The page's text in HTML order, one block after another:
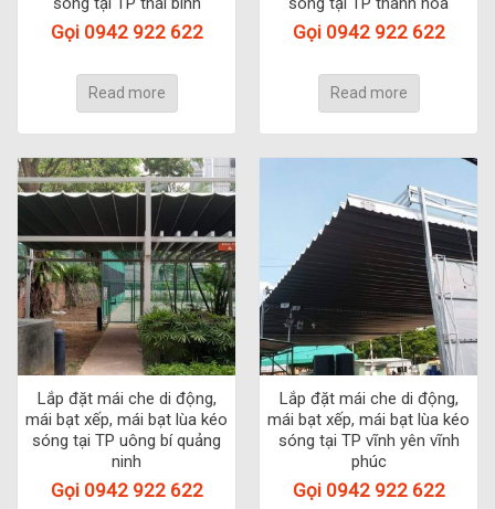
Gọi 0942 922 622
Read more
Gọi 0942 922 622
Read more
Lắp đặt mái che di động,
mái bạt xếp, mái bạt lùa kéo
sóng tại TP uông bí quảng
ninh
Gọi 0942 922 622
Lắp đặt mái che di động,
mái bạt xếp, mái bạt lùa kéo
sóng tại TP vĩnh yên vĩnh
phúc
Gọi 0942 922 622